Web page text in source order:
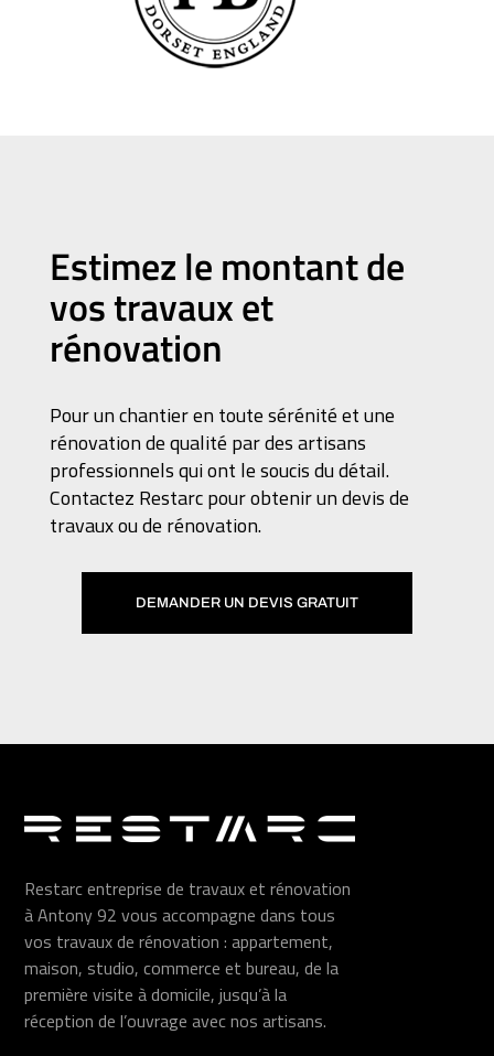
Estimez le montant de
vos travaux et
rénovation
Pour un chantier en toute sérénité et une
rénovation de qualité par des artisans
professionnels qui ont le soucis du détail.
Contactez Restarc pour obtenir un devis de
travaux ou de rénovation.
DEMANDER UN DEVIS GRATUIT
Restarc entreprise de travaux et rénovation
à Antony 92 vous accompagne dans tous
vos travaux de rénovation : appartement,
maison, studio, commerce et bureau, de la
première visite à domicile, jusqu’à la
réception de l’ouvrage avec nos artisans.